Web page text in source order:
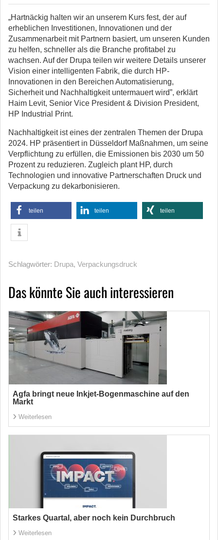
„Hartnäckig halten wir an unserem Kurs fest, der auf
erheblichen Investitionen, Innovationen und der
Zusammenarbeit mit Partnern basiert, um unseren Kunden
zu helfen, schneller als die Branche profitabel zu
wachsen. Auf der Drupa teilen wir weitere Details unserer
Vision einer intelligenten Fabrik, die durch HP-
Innovationen in den Bereichen Automatisierung,
Sicherheit und Nachhaltigkeit untermauert wird”, erklärt
Haim Levit, Senior Vice President & Division President,
HP Industrial Print.
Nachhaltigkeit ist eines der zentralen Themen der Drupa
2024. HP präsentiert in Düsseldorf Maßnahmen, um seine
Verpflichtung zu erfüllen, die Emissionen bis 2030 um 50
Prozent zu reduzieren. Zugleich plant HP, durch
Technologien und innovative Partnerschaften Druck und
Verpackung zu dekarbonisieren.
teilen teilen teilen
Schlagwörter: Drupa, Verpackungsdruck
Das könnte Sie auch interessieren
Agfa bringt neue Inkjet-Bogenmaschine auf den
Markt
Weiterlesen
Starkes Quartal, aber noch kein Durchbruch
Weiterlesen